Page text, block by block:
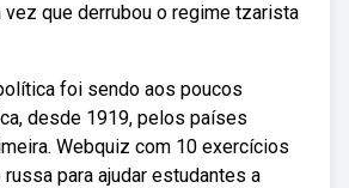
vez que derrubou o regime tzarista
foi sendo aos poucos
desde 1919, pelos países
Webquiz com 10 exercícios
para ajudar estudantes a